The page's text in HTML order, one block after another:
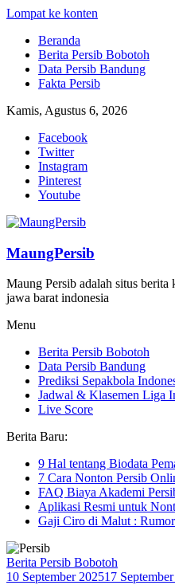
Lompat ke konten
Beranda
Berita Persib Bobotoh
Data Persib Bandung
Fakta Persib
Kamis, Agustus 6, 2026
Facebook
Twitter
Instagram
Pinterest
Youtube
MaungPersib
Maung Persib adalah situs berita
jawa barat indonesia
Menu
Berita Persib Bobotoh
Data Persib Bandung
Prediksi Sepakbola
Jadwal & Klasemen Liga
Live Score
Berita Baru:
9 Hal tentang Biodata
7 Cara Nonton Persib
FAQ Biaya Akademi
Aplikasi Resmi untuk
Gaji Ciro di Malut : Rumor
Berita Persib Bobotoh
10 September 202517